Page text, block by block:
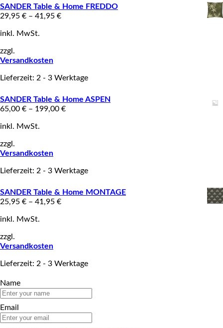
SANDER Table & Home FREDDO
29,95 € – 41,95 €
inkl. MwSt.
zzgl.
Versandkosten
Lieferzeit: 2 - 3 Werktage
SANDER Table & Home ASPEN
65,00 € – 199,00 €
inkl. MwSt.
zzgl.
Versandkosten
Lieferzeit: 2 - 3 Werktage
SANDER Table & Home MONTAGE
25,95 € – 41,95 €
inkl. MwSt.
zzgl.
Versandkosten
Lieferzeit: 2 - 3 Werktage
Name
Email